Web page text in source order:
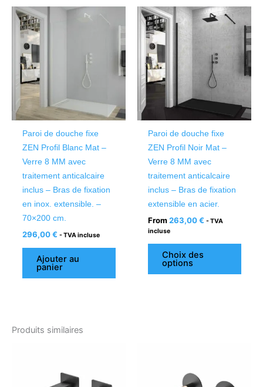
Paroi de douche fixe
ZEN Profil Blanc Mat –
Verre 8 MM avec
traitement anticalcaire
inclus – Bras de fixation
en inox. extensible. –
70×200 cm.
296,00€ - TVA incluse
Ajouter au
panier
Paroi de douche fixe
ZEN Profil Noir Mat –
Verre 8 MM avec
traitement anticalcaire
inclus – Bras de fixation
extensible en acier.
From 263,00€ - TVA
incluse
Choix des
options
Produits similaires